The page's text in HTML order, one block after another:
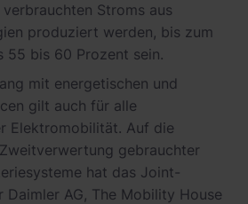
Stroms aus
produziert werden, bis zum
55 bis 60 Prozent sein.
mit energetischen und
gilt auch für alle
Elektromobilität. Auf die
gebrauchter
hat das Joint-
Daimler AG, The Mobility House